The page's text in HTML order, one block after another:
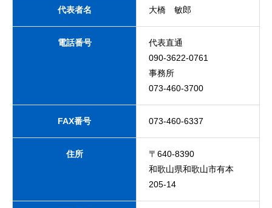
代表者名 大橋 敏郎
電話番号
代表直通
090-3622-0761
事務所
073-460-3700
FAX番号 073-460-6337
住所
〒640-8390
和歌山県和歌山市有本
205-14